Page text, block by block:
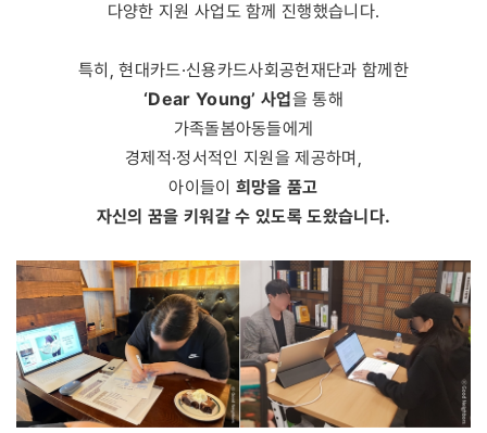
다양한 지원 사업도 함께 진행했습니다.
특히, 현대카드·신용카드사회공헌재단과 함께한
‘Dear Young’ 사업을 통해
가족돌봄아동들에게
경제적·정서적인 지원을 제공하며,
아이들이 희망을 품고
자신의 꿈을 키워갈 수 있도록 도왔습니다.